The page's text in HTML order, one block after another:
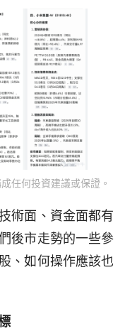
任何投資建議或保證。
術面、資金面都有
後市走勢的一些參
、如何操作應該也